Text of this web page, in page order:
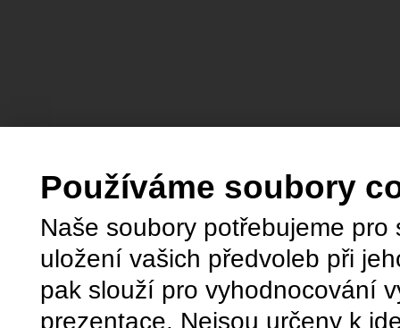
Používáme soubory
Naše soubory potřebujeme
uložení vašich předvoleb při
pak slouží pro vyhodnocování
prezentace. Nejsou určeny k